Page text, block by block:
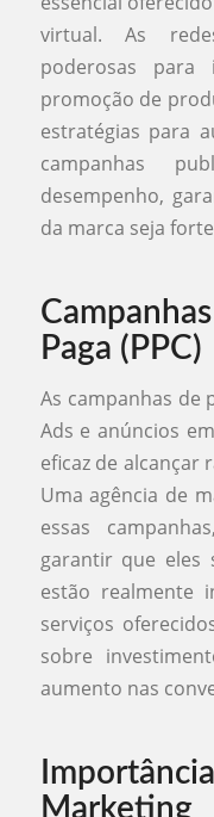
virtual. As
poderosas
promoção de
estratégias para
campanhas
desempenho,
da marca seja
Paga (PPC)
As campanhas de
Ads e anúncios
eficaz de alcançar
Uma agência de
essas
garantir que eles
estão realmente
serviços
sobre
aumento nas
Marketing